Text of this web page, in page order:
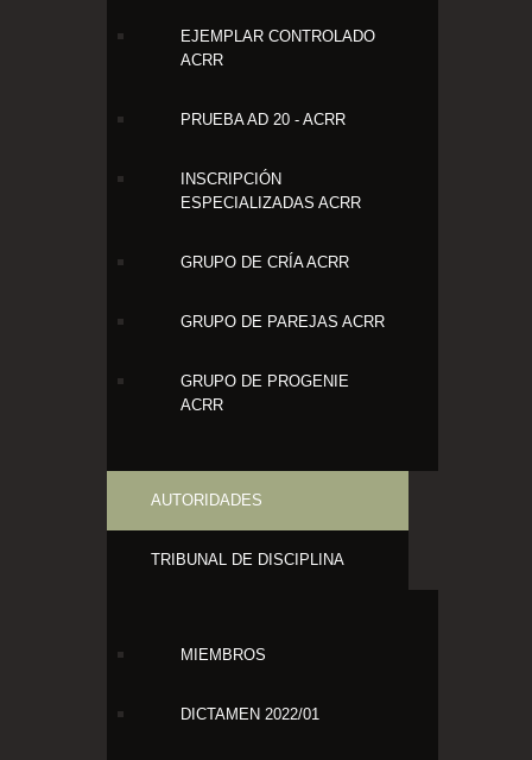
EJEMPLAR CONTROLADO
ACRR
PRUEBA AD 20 - ACRR
INSCRIPCIÓN
ESPECIALIZADAS ACRR
GRUPO DE CRÍA ACRR
GRUPO DE PAREJAS ACRR
GRUPO DE PROGENIE
ACRR
AUTORIDADES
TRIBUNAL DE DISCIPLINA
MIEMBROS
DICTAMEN 2022/01